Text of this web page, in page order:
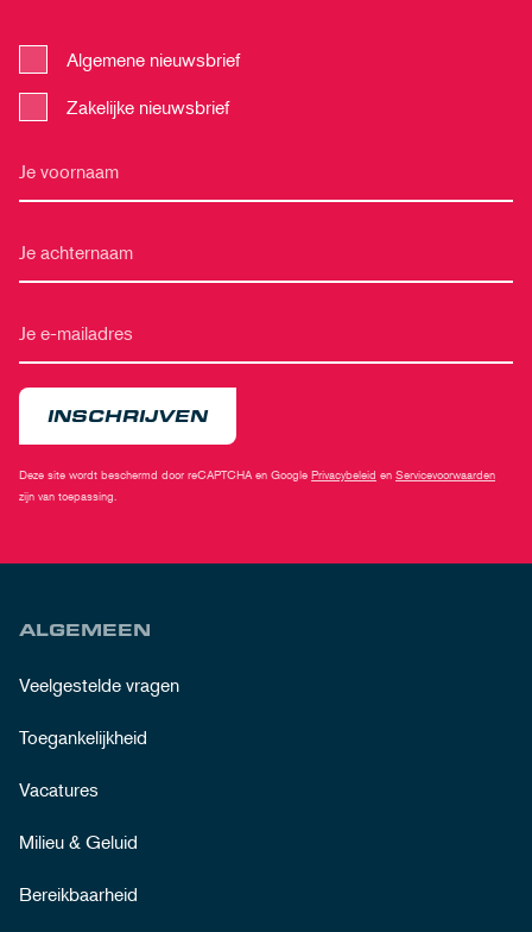
Algemene nieuwsbrief
Zakelijke nieuwsbrief
INSCHRIJVEN
Deze site wordt beschermd door reCAPTCHA en Google Privacybeleid en Servicevoorwaarden
zijn van toepassing.
ALGEMEEN
Veelgestelde vragen
Toegankelijkheid
Vacatures
Milieu & Geluid
Bereikbaarheid